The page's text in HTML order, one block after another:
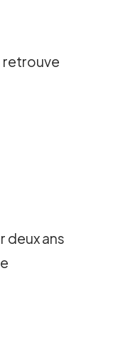
retrouve
deux ans